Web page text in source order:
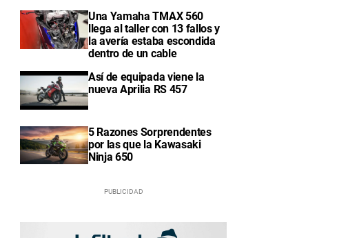
Una Yamaha TMAX 560
llega al taller con 13 fallos y
la avería estaba escondida
dentro de un cable
Así de equipada viene la
nueva Aprilia RS 457
5 Razones Sorprendentes
por las que la Kawasaki
Ninja 650